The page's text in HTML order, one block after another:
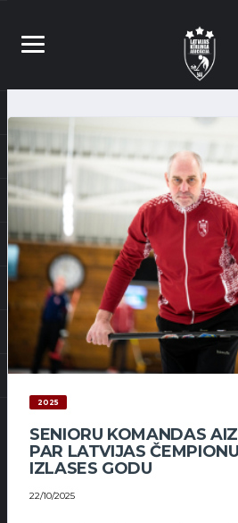
2025
SENIORU KOMANDAS
PAR LATVIJAS
IZLASES GODU
22/10/2025